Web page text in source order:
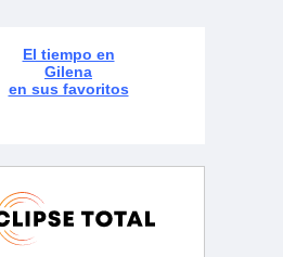
El tiempo en
Gilena
en sus favoritos